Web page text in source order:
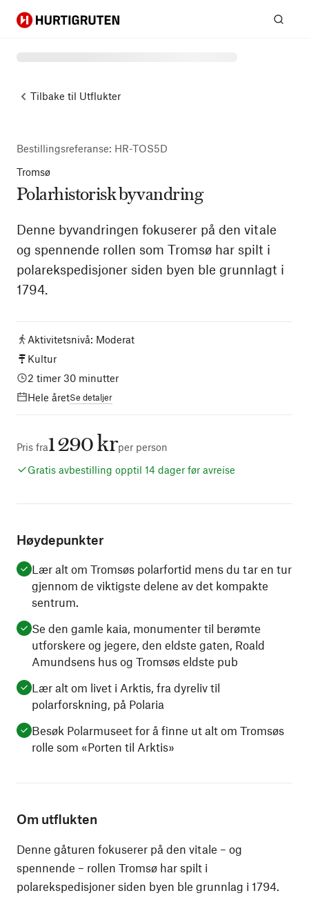
Hurtigruten
Tilbake til Utflukter
Bestillingsreferanse: HR-TOS5D
Denne byvandringen fokuserer på den vitale
og spennende rollen som Tromsø har spilt i
polarekspedisjoner siden byen ble grunnlagt i
1794.
Høydepunkter
Lær alt om Tromsøs polarfortid mens du tar en tur
gjennom de viktigste delene av det kompakte
sentrum.
Se den gamle kaia, monumenter til berømte
utforskere og jegere, den eldste gaten, Roald
Amundsens hus og Tromsøs eldste pub
Lær alt om livet i Arktis, fra dyreliv til
polarforskning, på Polaria
Besøk Polarmuseet for å finne ut alt om Tromsøs
rolle som «Porten til Arktis»
Om utflukten
Denne gåturen fokuserer på den vitale – og
spennende – rollen Tromsø har spilt i
polarekspedisjoner siden byen ble grunnlag i 1794.
Tromsø
Polarhistorisk byvandring
Aktivitetsnivå: Moderat
Kultur
2 timer 30 minutter
Hele åretSe detaljer
Pris fra1 290 krper person
Gratis avbestilling opptil 14 dager før avreise